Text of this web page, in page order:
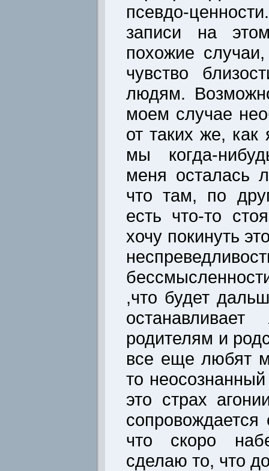
псевдо-
записи на
похожие
чувство
людям.
моем случае
от таких же,
мы когда-
меня осталась
что там, по
есть что-то
хочу покинуть
,что будет
родителям и
все еще любят
то
это страх
что скоро
сделаю то, что